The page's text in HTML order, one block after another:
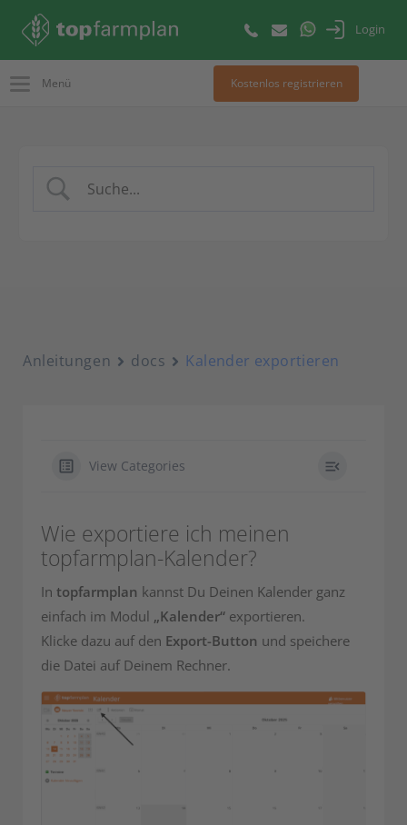
Login
Menü Kostenlos registrieren
Anleitungen docs Kalender exportieren
View Categories
Wie exportiere ich meinen
topfarmplan-Kalender?
In topfarmplan kannst Du Deinen Kalender ganz
einfach im Modul „Kalender“ exportieren.
Klicke dazu auf den Export-Button und speichere
die Datei auf Deinem Rechner.